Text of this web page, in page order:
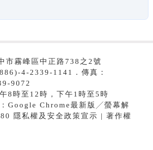
市霧峰區中正路738之2號
4-2339-1141．傳真：
9072
8時至12時，下午1時至5時
Google Chrome最新版╱螢幕解
隱私權及安全政策宣示 | 著作權